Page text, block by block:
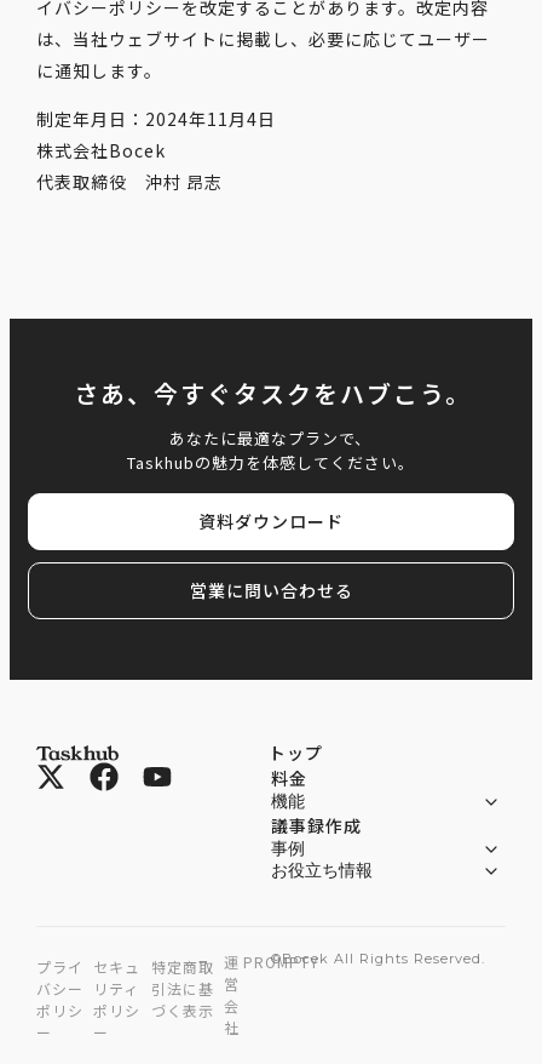
イバシーポリシーを改定することがあります。改定内容
は、当社ウェブサイトに掲載し、必要に応じてユーザー
に通知します。
制定年月日：2024年11月4日
株式会社Bocek
代表取締役 沖村 昂志
さあ、今すぐタスクをハブこう。
あなたに最適なプランで、
Taskhubの魅力を体感してください。
資料ダウンロード
営業に問い合わせる
トップ
料金
機能
議事録作成
事例
お役立ち情報
©Bocek All Rights Reserved.
プライ
バシー
ポリシ
ー
セキュ
リティ
ポリシ
ー
特定商取
引法に基
づく表示
運
営
会
社
PROMPTY